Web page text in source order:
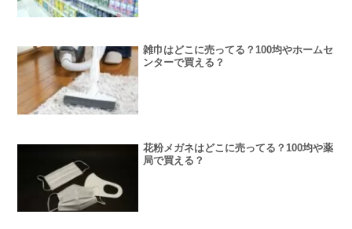
雑巾はどこに売ってる？100均やホームセ
ンターで買える？
花粉メガネはどこに売ってる？100均や薬
局で買える？